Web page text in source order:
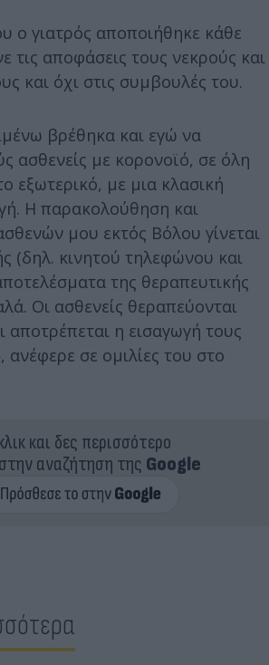
ο γιατρός αποποιήθηκε κάθε
τις αποφάσεις τους νεκρούς και
και όχι στις συμβουλές του.
βρέθηκα και εγώ να
ασθενείς με κορονοϊό, σε όλη
εξωτερικό, με μια κλασική
Η παρακολούθηση και
μου εκτός Βόλου γίνεται
(δηλ. κινητού τηλεφώνου και
της θεραπευτικής
Οι ασθενείς θεραπεύονται
αποτρέπεται η εισαγωγή τους
ανέφερε σε ομιλίες του στο
και δες περισσότερο
στην αναζήτηση της Google